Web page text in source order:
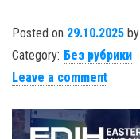
Posted on 29.10.2025 by
Category: Без рубрики
Leave a comment